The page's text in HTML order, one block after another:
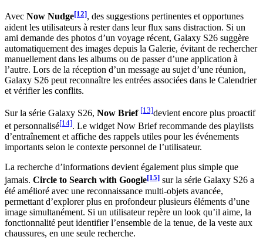
Avec Now Nudge[12], des suggestions pertinentes et opportunes
aident les utilisateurs à rester dans leur flux sans distraction. Si un
ami demande des photos d’un voyage récent, Galaxy S26 suggère
automatiquement des images depuis la Galerie, évitant de rechercher
manuellement dans les albums ou de passer d’une application à
l’autre. Lors de la réception d’un message au sujet d’une réunion,
Galaxy S26 peut reconnaître les entrées associées dans le Calendrier
et vérifier les conflits.
Sur la série Galaxy S26, Now Brief [13]devient encore plus proactif
et personnalisé[14]. Le widget Now Brief recommande des playlists
d’entraînement et affiche des rappels utiles pour les événements
importants selon le contexte personnel de l’utilisateur.
La recherche d’informations devient également plus simple que
jamais. Circle to Search with Google[15] sur la série Galaxy S26 a
été amélioré avec une reconnaissance multi-objets avancée,
permettant d’explorer plus en profondeur plusieurs éléments d’une
image simultanément. Si un utilisateur repère un look qu’il aime, la
fonctionnalité peut identifier l’ensemble de la tenue, de la veste aux
chaussures, en une seule recherche.